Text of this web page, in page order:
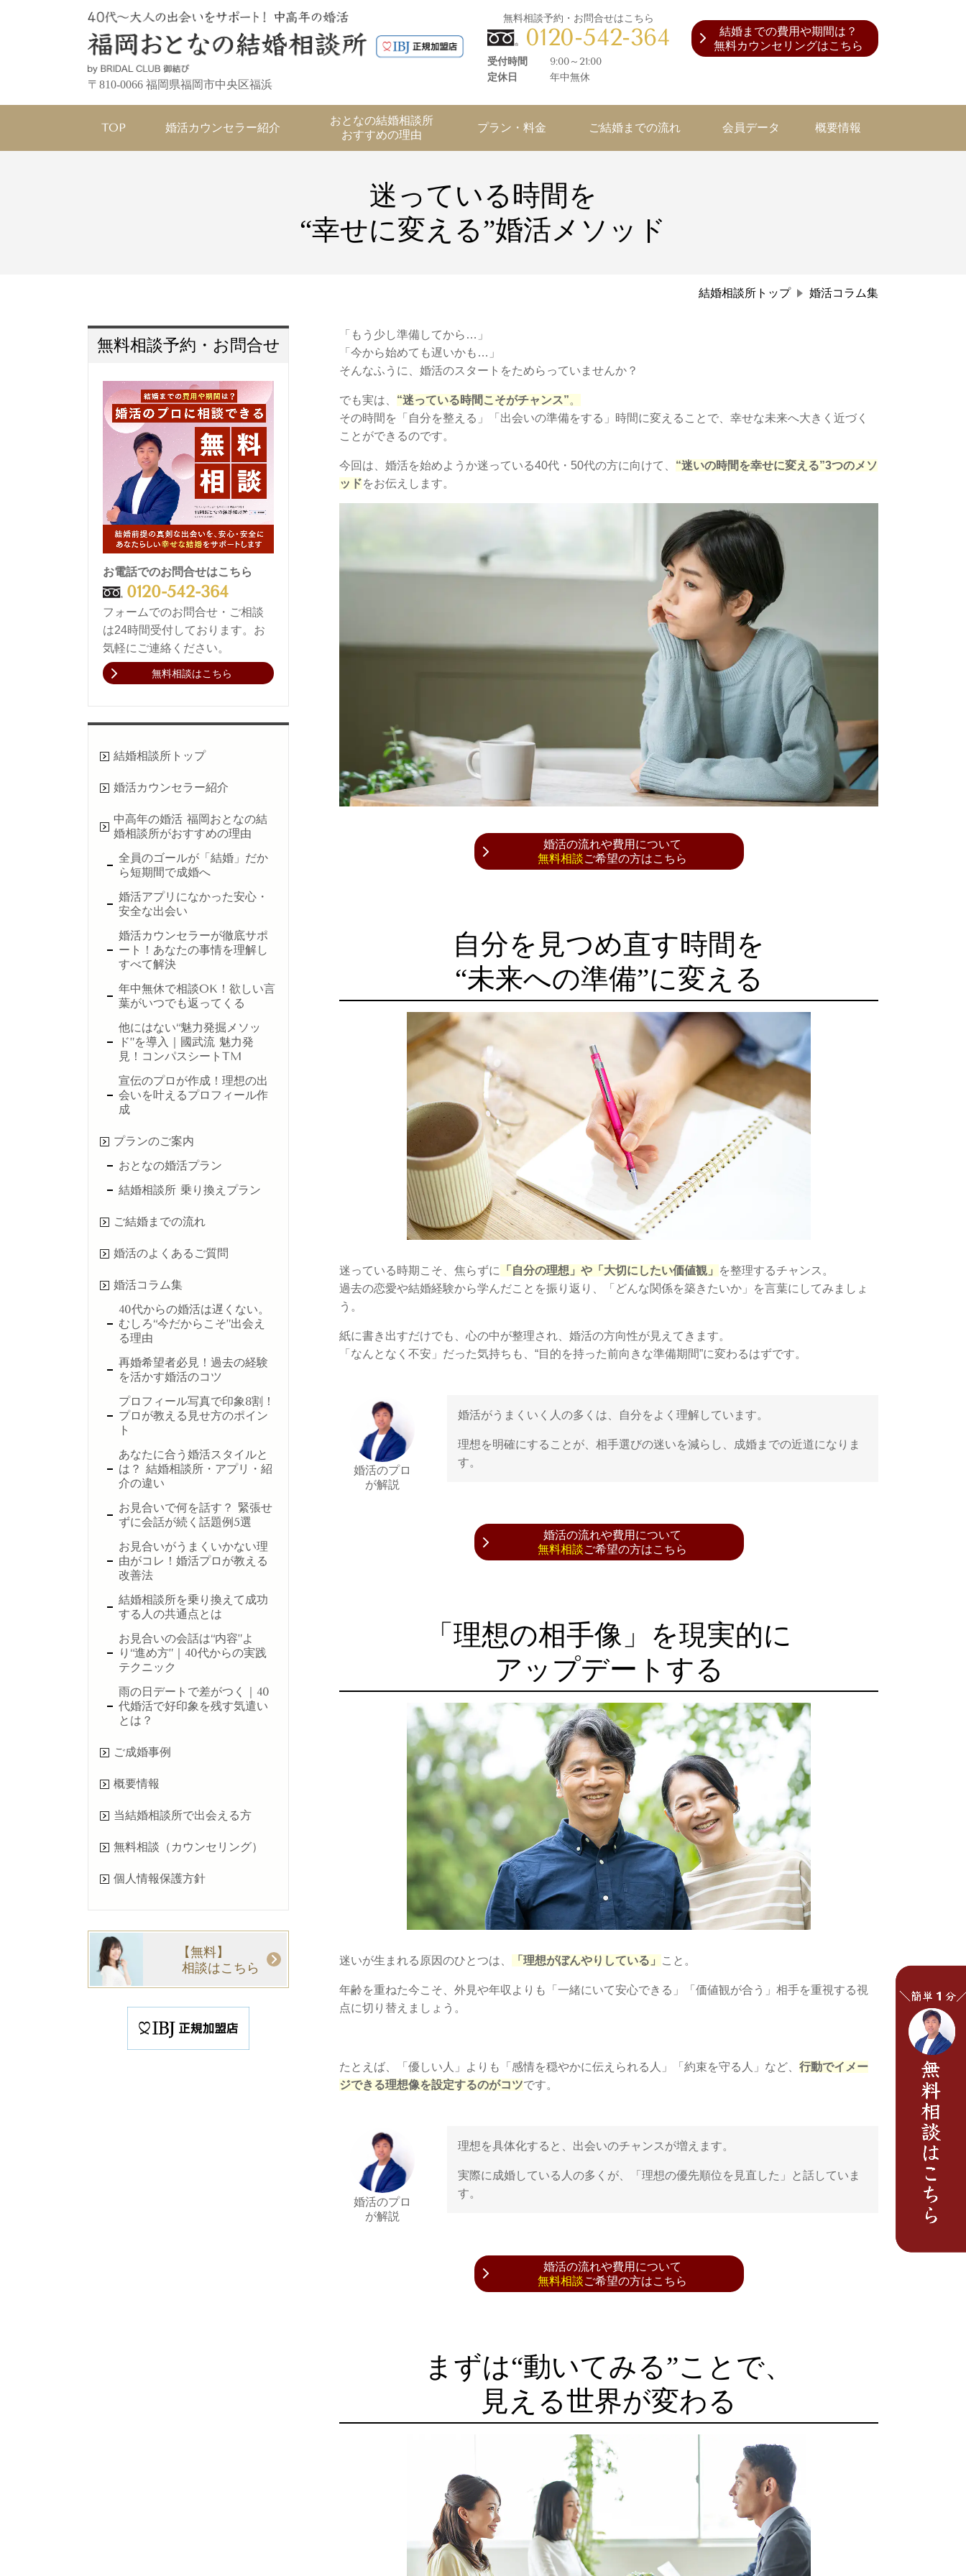
〒810-0066 福岡県福岡市中央区福浜
無料相談予約・お問合せはこちら
0120-542-364
受付時間
9:00～21:00
定休日
年中無休
結婚までの費用や期間は？
無料カウンセリングはこちら
TOP 婚活カウンセラー紹介
おとなの結婚相談所
おすすめの理由
プラン・料金 ご結婚までの流れ 会員データ 概要情報
迷っている時間を
“幸せに変える”婚活メソッド
結婚相談所トップ 婚活コラム集
「もう少し準備してから…」
「今から始めても遅いかも…」
そんなふうに、婚活のスタートをためらっていませんか？
でも実は、 “迷っている時間こそがチャンス”。
その時間を「自分を整える」「出会いの準備をする」時間に変えることで、幸せな未来へ大きく近づく
ことができるのです。
今回は、婚活を始めようか迷っている40代・50代の方に向けて、 “迷いの時間を幸せに変える”3つのメソ
ッドをお伝えします。
婚活の流れや費用について
無料相談ご希望の方はこちら
自分を見つめ直す時間を
“未来への準備”に変える
迷っている時期こそ、焦らずに 「自分の理想」や「大切にしたい価値観」
を整理するチャンス。
過去の恋愛や結婚経験から学んだことを振り返り、「どんな関係を築きたいか」を言葉にしてみましょ
う。
紙に書き出すだけでも、心の中が整理され、婚活の方向性が見えてきます。
「なんとなく不安」だった気持ちも、“目的を持った前向きな準備期間”に変わるはずです。
婚活のプロ
が解説
婚活がうまくいく人の多くは、自分をよく理解しています。
理想を明確にすることが、相手選びの迷いを減らし、成婚までの近道になりま
す。
婚活の流れや費用について
無料相談ご希望の方はこちら
「理想の相手像」を現実的に
アップデートする
迷いが生まれる原因のひとつは、 「理想がぼんやりしている」 こと。
年齢を重ねた今こそ、外見や年収よりも「一緒にいて安心できる」「価値観が合う」相手を重視する視
点に切り替えましょう。
たとえば、「優しい人」よりも「感情を穏やかに伝えられる人」「約束を守る人」など、 行動でイメー
ジできる理想像を設定するのがコツです。
婚活のプロ
が解説
理想を具体化すると、出会いのチャンスが増えます。
実際に成婚している人の多くが、「理想の優先順位を見直した」と話していま
す。
婚活の流れや費用について
無料相談ご希望の方はこちら
まずは“動いてみる”ことで、
見える世界が変わる
無料相談予約・お問合せ
お電話でのお問合せはこちら
0120-542-364
フォームでのお問合せ・ご相談
は24時間受付しております。お
気軽にご連絡ください。
無料相談はこちら
結婚相談所トップ
婚活カウンセラー紹介
中高年の婚活 福岡おとなの結
婚相談所がおすすめの理由
全員のゴールが「結婚」だか
ら短期間で成婚へ
婚活アプリになかった安心・
安全な出会い
婚活カウンセラーが徹底サポ
ート！あなたの事情を理解し
すべて解決
年中無休で相談OK！欲しい言
葉がいつでも返ってくる
他にはない“魅力発掘メソッ
ド”を導入｜國武流 魅力発
見！コンパスシートTM
宣伝のプロが作成！理想の出
会いを叶えるプロフィール作
成
プランのご案内
おとなの婚活プラン
結婚相談所 乗り換えプラン
ご結婚までの流れ
婚活のよくあるご質問
婚活コラム集
40代からの婚活は遅くない。
むしろ“今だからこそ”出会え
る理由
再婚希望者必見！過去の経験
を活かす婚活のコツ
プロフィール写真で印象8割！
プロが教える見せ方のポイン
ト
あなたに合う婚活スタイルと
は？ 結婚相談所・アプリ・紹
介の違い
お見合いで何を話す？ 緊張せ
ずに会話が続く話題例5選
お見合いがうまくいかない理
由がコレ！婚活プロが教える
改善法
結婚相談所を乗り換えて成功
する人の共通点とは
お見合いの会話は“内容”よ
り“進め方”｜40代からの実践
テクニック
雨の日デートで差がつく｜40
代婚活で好印象を残す気遣い
とは？
ご成婚事例
概要情報
当結婚相談所で出会える方
無料相談（カウンセリング）
個人情報保護方針
【無料】
相談はこちら